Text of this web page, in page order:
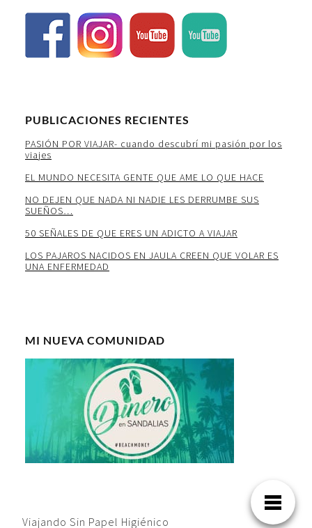
PUBLICACIONES RECIENTES
PASIÓN POR VIAJAR- cuando descubrí mi pasión por los
viajes
EL MUNDO NECESITA GENTE QUE AME LO QUE HACE
NO DEJEN QUE NADA NI NADIE LES DERRUMBE SUS
SUEÑOS…
50 SEÑALES DE QUE ERES UN ADICTO A VIAJAR
LOS PAJAROS NACIDOS EN JAULA CREEN QUE VOLAR ES
UNA ENFERMEDAD
MI NUEVA COMUNIDAD
Viajando Sin Papel Higiénico